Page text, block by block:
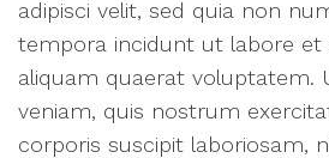
adipisci velit, sed quia non
tempora incidunt ut labore et
aliquam quaerat voluptatem.
veniam, quis nostrum
corporis suscipit laboriosam,